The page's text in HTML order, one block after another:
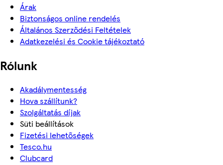
Árak
Biztonságos online rendelés
Általános Szerződési Feltételek
Adatkezelési és Cookie tájékoztató
Rólunk
Akadálymentesség
Hova szállítunk?
Szolgáltatás díjak
Süti beállítások
Fizetési lehetőségek
Tesco.hu
Clubcard